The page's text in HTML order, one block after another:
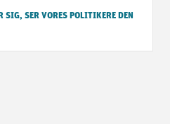
SIG, SER VORES POLITIKERE DEN